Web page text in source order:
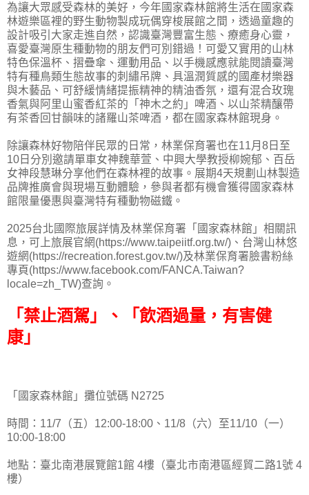
為讓大眾感受森林的美好，今年國家森林館將生活在國家森
林遊樂區裡的野生動物製成玩偶穿梭展館之間，透過童趣的
設計吸引大家走進自然，認識臺灣豐富生態、療癒身心靈，
喜愛臺灣原生種動物的朋友們可別錯過！可愛又實用的山林
特色保溫杯、摺疊傘、運動用品、以手機感應就能閱讀臺灣
特有種鳥類生態故事的刺繡吊牌、具溫潤質感的國產材樂器
與木藝品、可舒緩情緒提振精神的精油香氛，還有混合玫瑰
香氣與阿里山蜜香紅茶的「神木之約」啤酒、以山茶精釀帶
有茶香回甘韻味的諸羅山茶啤酒，都在國家森林館現身。
除讓森林好物陪伴民眾的日常，林業保育署也在11月8日至
10日分別邀請單車女神魏華萱、中興大學教授柳婉郁、百岳
女神段慧琳分享他們在森林裡的故事。展期4天規劃山林製造
品牌推廣會與現場互動體驗，參與者都有機會獲得國家森林
館限量優惠與臺灣特有種動物磁鐵。
2025台北國際旅展詳情及林業保育署「國家森林館」相關訊
息，可上旅展官網(https://www.taipeiitf.org.tw/)、台灣山林悠
遊網(https://recreation.forest.gov.tw/)及林業保育署臉書粉絲
專頁(https://www.facebook.com/FANCA.Taiwan?
locale=zh_TW)查詢。
「禁止酒駕」、「飲酒過量，有害健
康」
「國家森林館」攤位號碼 N2725
時間：11/7（五）12:00-18:00、11/8（六）至11/10（一）
10:00-18:00
地點：臺北南港展覽館1館 4樓（臺北市南港區經貿二路1號 4
樓）